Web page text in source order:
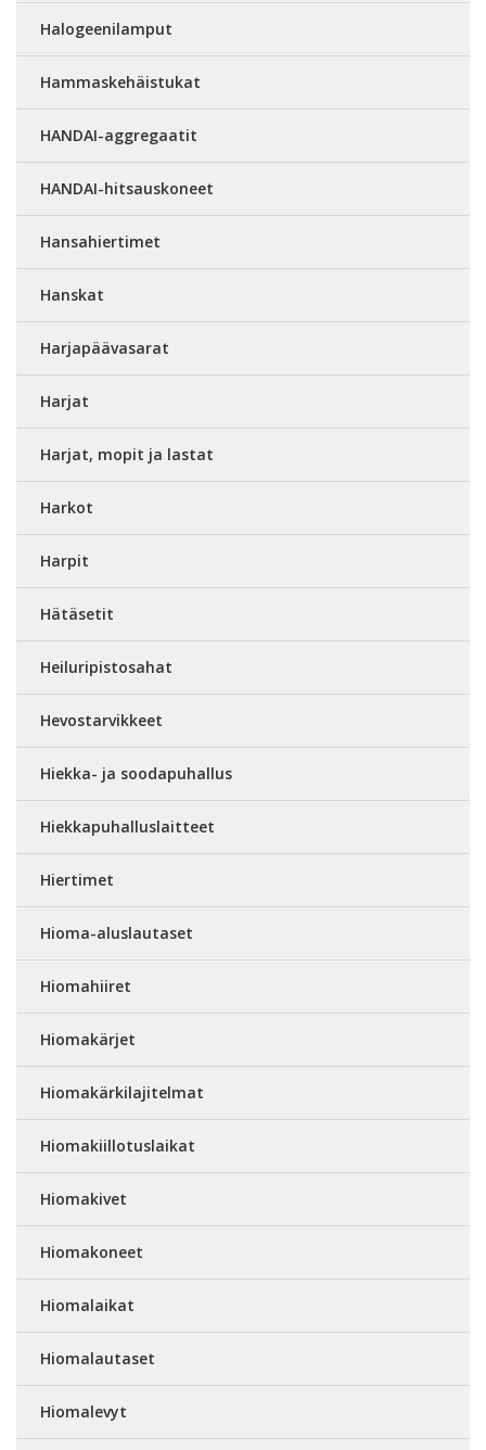
Halogeenilamput
Hammaskehäistukat
HANDAI-aggregaatit
HANDAI-hitsauskoneet
Hansahiertimet
Hanskat
Harjapäävasarat
Harjat
Harjat, mopit ja lastat
Harkot
Harpit
Hätäsetit
Heiluripistosahat
Hevostarvikkeet
Hiekka- ja soodapuhallus
Hiekkapuhalluslaitteet
Hiertimet
Hioma-aluslautaset
Hiomahiiret
Hiomakärjet
Hiomakärkilajitelmat
Hiomakiillotuslaikat
Hiomakivet
Hiomakoneet
Hiomalaikat
Hiomalautaset
Hiomalevyt